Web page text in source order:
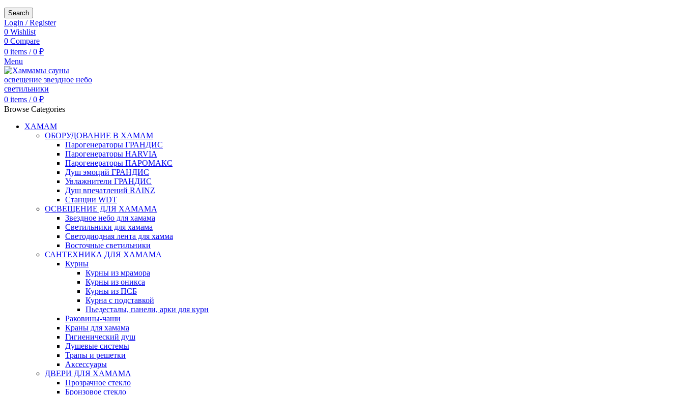
Search
Login / Register
0 Wishlist
0 Compare
0 items / 0 ₽
Menu
0 items / 0 ₽
Browse Categories
ХАМАМ
ОБОРУДОВАНИЕ В ХАМАМ
Парогенераторы ГРАНДИС
Парогенераторы HARVIA
Парогенераторы ПАРОМАКС
Душ эмоций ГРАНДИС
Увлажнители ГРАНДИС
Душ впечатлений RAINZ
Станции WDT
ОСВЕЩЕНИЕ ДЛЯ ХАМАМА
Звездное небо для хамама
Светильники для хамама
Светодиодная лента для хамма
Восточные светильники
САНТЕХНИКА ДЛЯ ХАМАМА
Курны
Курны из мрамора
Курны из оникса
Курны из ПСБ
Курна с подставкой
Пьедесталы, панели, арки для курн
Раковины-чаши
Краны для хамама
Гигиенический душ
Душевые системы
Трапы и решетки
Аксессуары
ДВЕРИ ДЛЯ ХАМАМА
Прозрачное стекло
Бронзовое стекло